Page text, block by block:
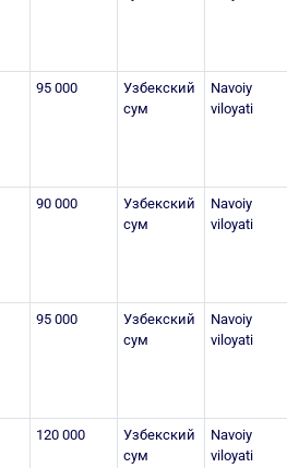
95 000
Узбекский
сум
Navoiy
viloyati
90 000
Узбекский
сум
Navoiy
viloyati
95 000
Узбекский
сум
Navoiy
viloyati
120 000
Узбекский
сум
Navoiy
viloyati